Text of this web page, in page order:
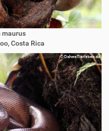
maurus
Costa Rica